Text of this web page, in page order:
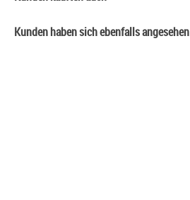
Kunden haben sich ebenfalls angesehen